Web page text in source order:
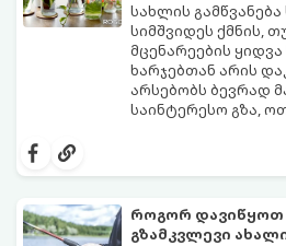
სახლის
სიმშვიდეს ქმნის,
მცენარეების
ხარჯებთან არის
არსებობს ბევრად
საინტერესო გზა,
როგორ იზრდება
ყოველდღიურად.
როგორ დავიწყოთ
გზამკვლევი